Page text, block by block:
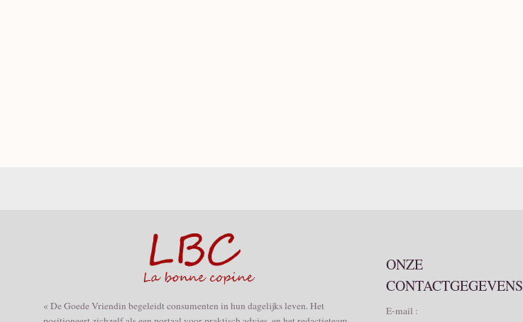
« De Goede Vriendin begeleidt consumenten in hun dagelijks leven. Het
ONZE
CONTACTGEGEVENS
E-mail :